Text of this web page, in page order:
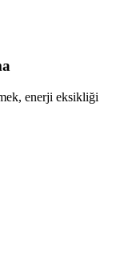
enerji eksikliği